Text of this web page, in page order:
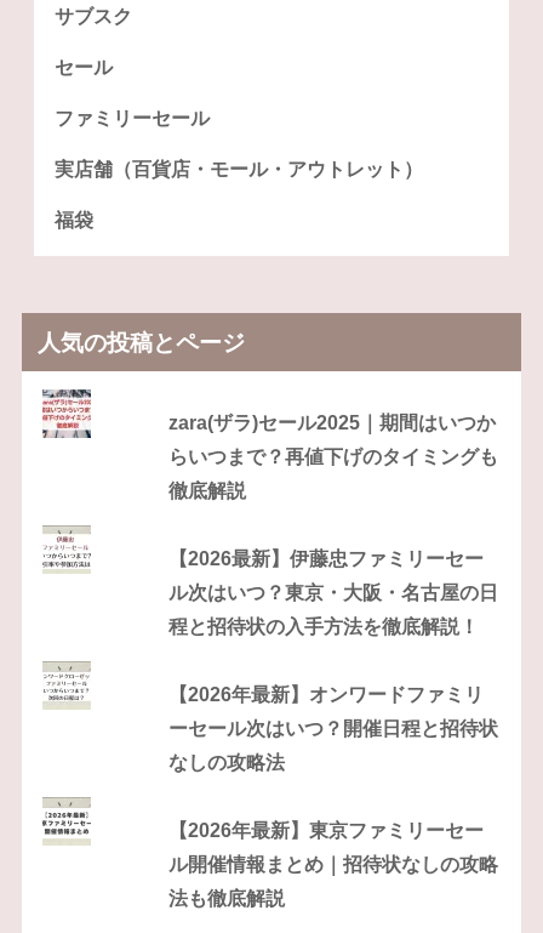
サブスク
セール
ファミリーセール
実店舗（百貨店・モール・アウトレット）
福袋
人気の投稿とページ
zara(ザラ)セール2025｜期間はいつか
らいつまで？再値下げのタイミングも
徹底解説
【2026最新】伊藤忠ファミリーセー
ル次はいつ？東京・大阪・名古屋の日
程と招待状の入手方法を徹底解説！
【2026年最新】オンワードファミリ
ーセール次はいつ？開催日程と招待状
なしの攻略法
【2026年最新】東京ファミリーセー
ル開催情報まとめ｜招待状なしの攻略
法も徹底解説